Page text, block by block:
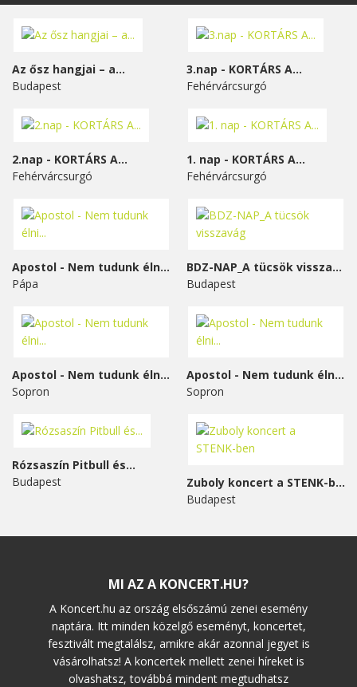
Az ősz hangjai – a...
Budapest
3.nap - KORTÁRS A...
Fehérvárcsurgó
2.nap - KORTÁRS A...
Fehérvárcsurgó
1. nap - KORTÁRS A...
Fehérvárcsurgó
Apostol - Nem tudunk élni...
Pápa
BDZ-NAP_A tücsök visszavág
Budapest
Apostol - Nem tudunk élni...
Sopron
Apostol - Nem tudunk élni...
Sopron
Rózsaszín Pitbull és...
Budapest
Zuboly koncert a STENK-ben
Budapest
MI AZ A KONCERT.HU?
A Koncert.hu az ország elsőszámú zenei esemény
naptára. Itt minden közelgő eseményt, koncertet,
fesztivált megtalálsz, amikre akár azonnal jegyet is
vásárolhatsz! A koncertek mellett zenei híreket is
olvashatsz, továbbá mindent megtudhatsz